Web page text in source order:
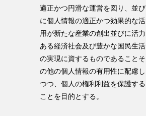
適正かつ円滑な運営を図り、並び
に個人情報の適正かつ効果的な活
用が新たな産業の創出並びに活力
ある経済社会及び豊かな国民生活
の実現に資するものであることそ
の他の個人情報の有用性に配慮し
つつ、個人の権利利益を保護する
ことを目的とする。